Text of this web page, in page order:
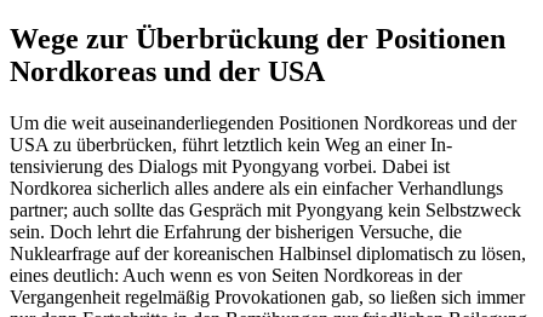
Wege zur Überbrückung der Posi­tionen
Nordkoreas und der USA
Um die weit auseinanderliegenden Positio­nen Nordkoreas und der
USA zu über­brü­cken, führt letztlich kein Weg an einer In­
tensivierung des Dialogs mit Pyongyang vor­bei. Dabei ist
Nordkorea sicherlich alles andere als ein einfacher Verhandlungs­
partner; auch sollte das Gespräch mit Pyong­yang kein Selbstzweck
sein. Doch lehrt die Erfahrung der bisherigen Versuche, die
Nuklearfrage auf der koreanischen Halb­insel diplomatisch zu lösen,
eines deutlich: Auch wenn es von Seiten Nordkoreas in der
Vergangenheit regelmäßig Provokationen gab, so ließen sich immer